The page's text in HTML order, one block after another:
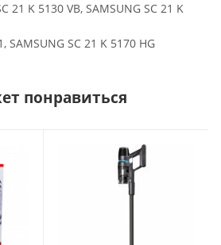
21 K 5130 VB, SAMSUNG SC 21 K
SAMSUNG SC 21 K 5170 HG
понравиться